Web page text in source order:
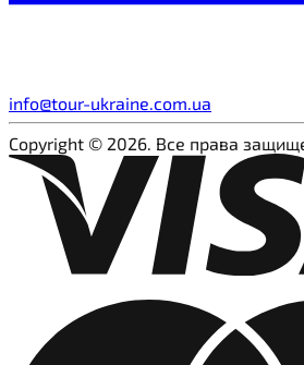
info@tour-ukraine.com.ua
Copyright © 2026. Все права